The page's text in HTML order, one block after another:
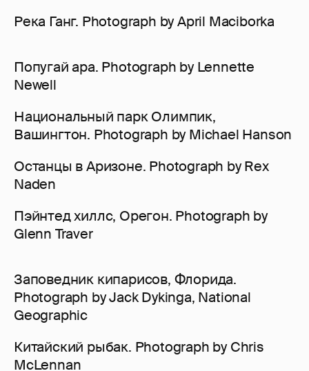
Река Ганг. Photograph by April Maciborka
Попугай ара. Photograph by Lennette
Newell
Национальный парк Олимпик,
Вашингтон. Photograph by Michael Hanson
Останцы в Аризоне. Photograph by Rex
Naden
Пэйнтед хиллс, Орегон. Photograph by
Glenn Traver
Заповедник кипарисов, Флорида.
Photograph by Jack Dykinga, National
Geographic
Китайский рыбак. Photograph by Chris
McLennan